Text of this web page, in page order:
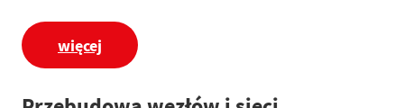
więcej